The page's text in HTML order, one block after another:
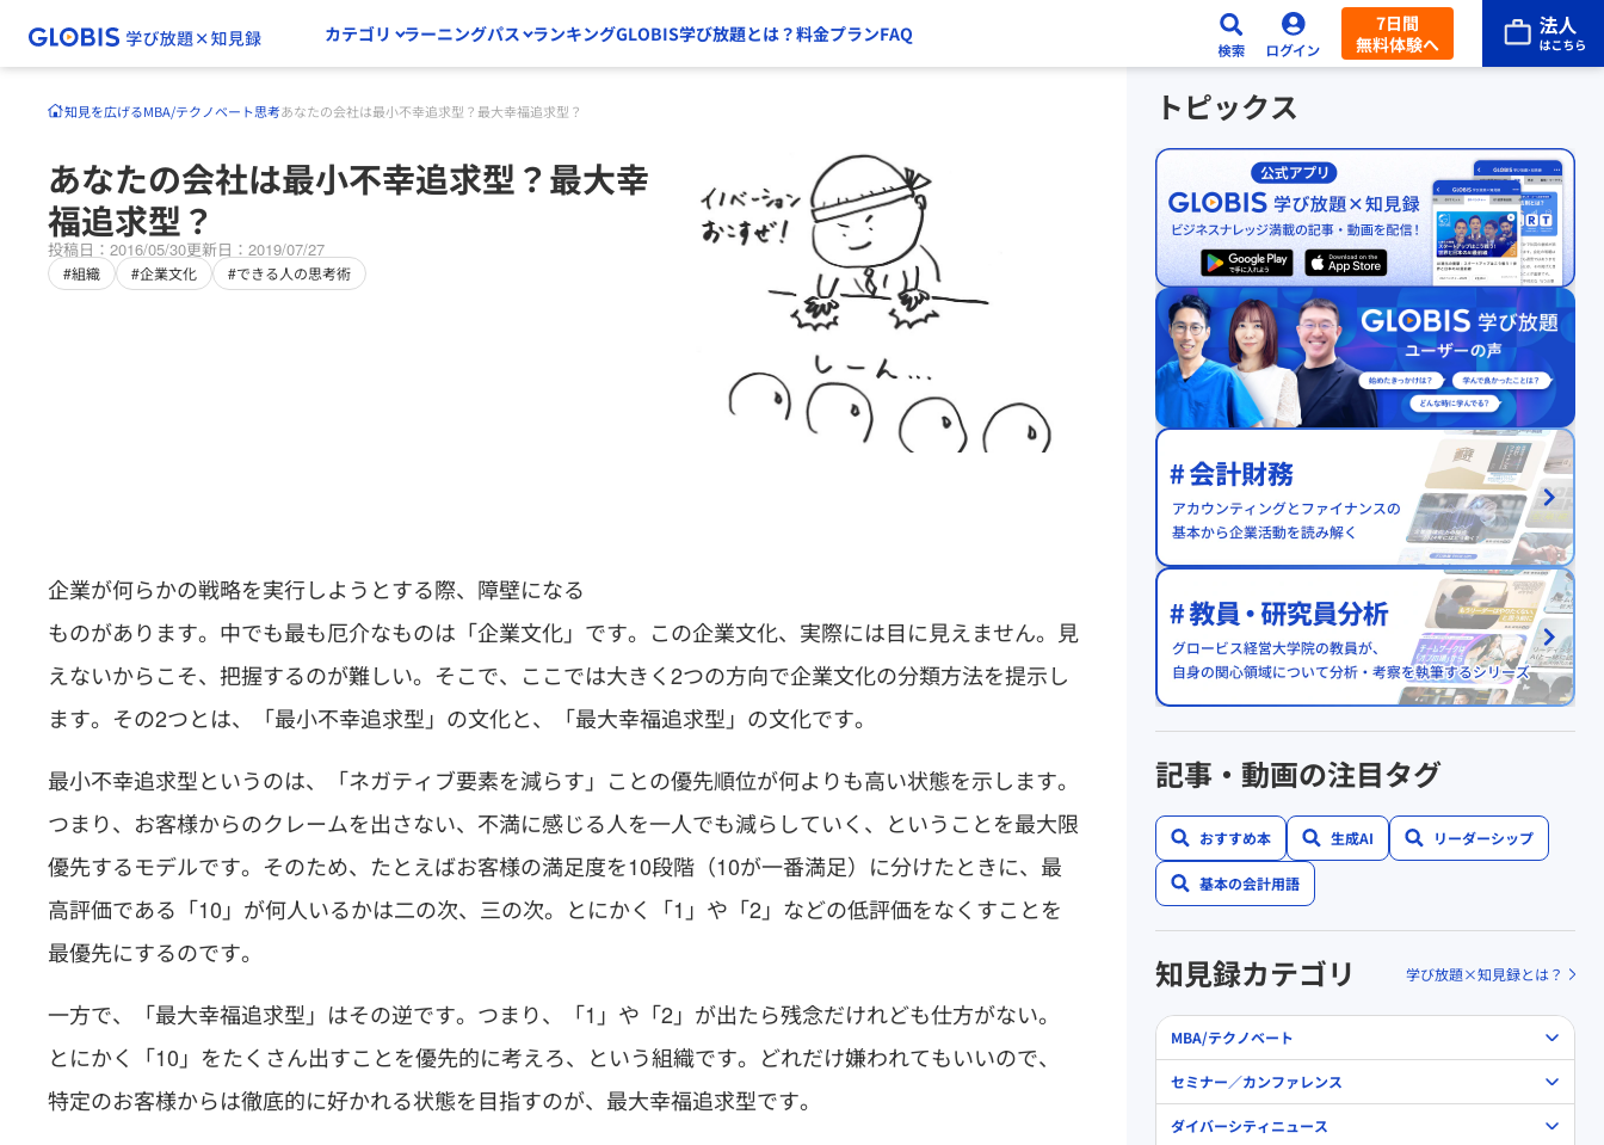
カテゴリ ラーニングパス ランキングGLOBIS学び放題とは？料金プランFAQ
7日間
無料体験へ
知見を広げるMBA/テクノベート思考あなたの会社は最小不幸追求型？最大幸福追求型？
あなたの会社は最小不幸追求型？最大幸
福追求型？
投稿日：2016/05/30更新日：2019/07/27
#組織 #企業文化 #できる人の思考術
企業が何らかの戦略を実行しようとする際、障壁になる
ものがあります。中でも最も厄介なものは「企業文化」です。この企業文化、実際には目に見えません。見
えないからこそ、把握するのが難しい。そこで、ここでは大きく2つの方向で企業文化の分類方法を提示し
ます。その2つとは、「最小不幸追求型」の文化と、「最大幸福追求型」の文化です。
最小不幸追求型というのは、「ネガティブ要素を減らす」ことの優先順位が何よりも高い状態を示します。
つまり、お客様からのクレームを出さない、不満に感じる人を一人でも減らしていく、ということを最大限
優先するモデルです。そのため、たとえばお客様の満足度を10段階（10が一番満足）に分けたときに、最
高評価である「10」が何人いるかは二の次、三の次。とにかく「1」や「2」などの低評価をなくすことを
最優先にするのです。
一方で、「最大幸福追求型」はその逆です。つまり、「1」や「2」が出たら残念だけれども仕方がない。
とにかく「10」をたくさん出すことを優先的に考えろ、という組織です。どれだけ嫌われてもいいので、
特定のお客様からは徹底的に好かれる状態を目指すのが、最大幸福追求型です。
トピックス
記事・動画の注目タグ
おすすめ本 生成AI リーダーシップ
基本の会計用語
知見録カテゴリ 学び放題×知見録とは？
MBA/テクノベート
セミナー／カンファレンス
ダイバーシティニュース